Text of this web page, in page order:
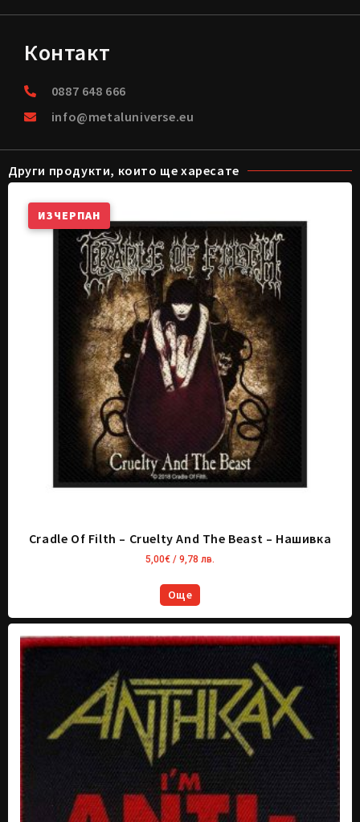
Контакт
0887 648 666
info@metaluniverse.eu
Други продукти, които ще харесате
ИЗЧЕРПАН
Cradle Of Filth – Cruelty And The Beast – Нашивка
5,00€ / 9,78 лв.
Още